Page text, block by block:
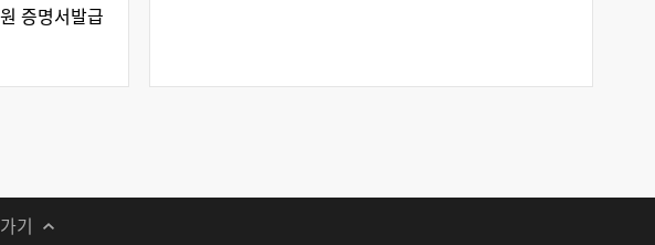
증명서발급
기